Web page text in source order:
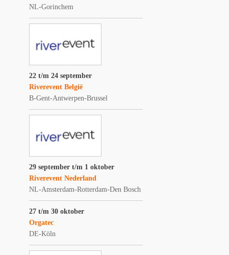
NL-Gorinchem
22 t/m 24 september
Riverevent België
B-Gent-Antwerpen-Brussel
29 september t/m 1 oktober
Riverevent Nederland
NL-Amsterdam-Rotterdam-Den Bosch
27 t/m 30 oktober
Orgatec
DE-Köln